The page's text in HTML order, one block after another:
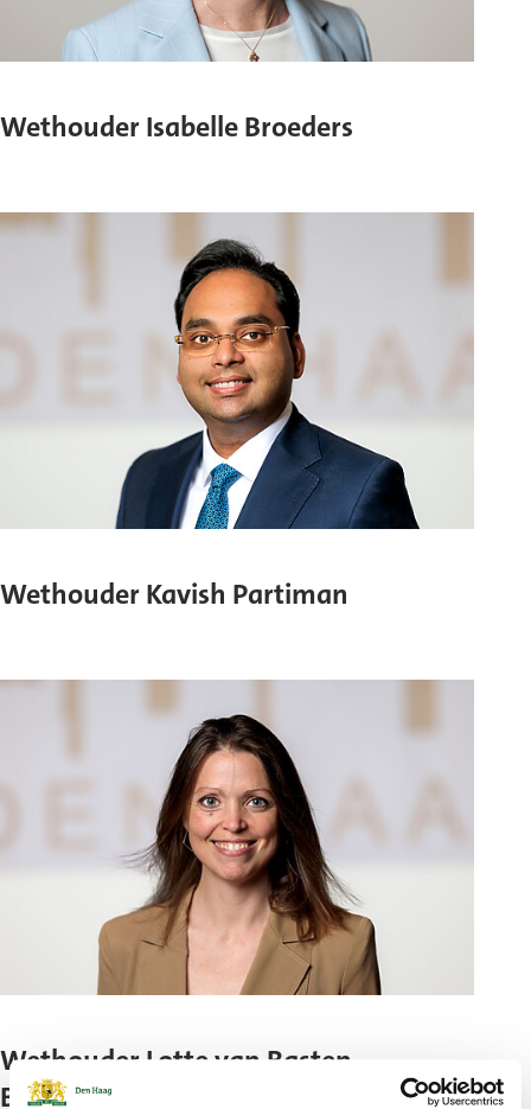
Wethouder Isabelle Broeders
Wethouder Kavish Partiman
Wethouder Lotte van Basten
Batenburg